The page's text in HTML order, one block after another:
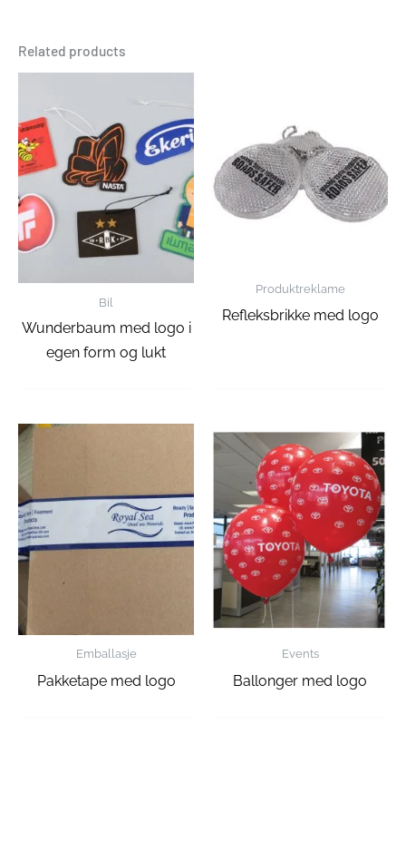
Related products
Bil
Wunderbaum med logo i
egen form og lukt
Produktreklame
Refleksbrikke med logo
Emballasje
Pakketape med logo
Events
Ballonger med logo